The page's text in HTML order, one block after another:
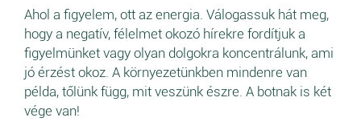
Ahol a figyelem, ott az energia. Válogassuk hát meg,
hogy a negatív, félelmet okozó hírekre fordítjuk a
figyelmünket vagy olyan dolgokra koncentrálunk, ami
jó érzést okoz. A környezetünkben mindenre van
példa, tőlünk függ, mit veszünk észre. A botnak is két
vége van!